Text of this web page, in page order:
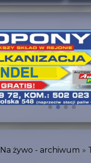
Na żywo - archiwum